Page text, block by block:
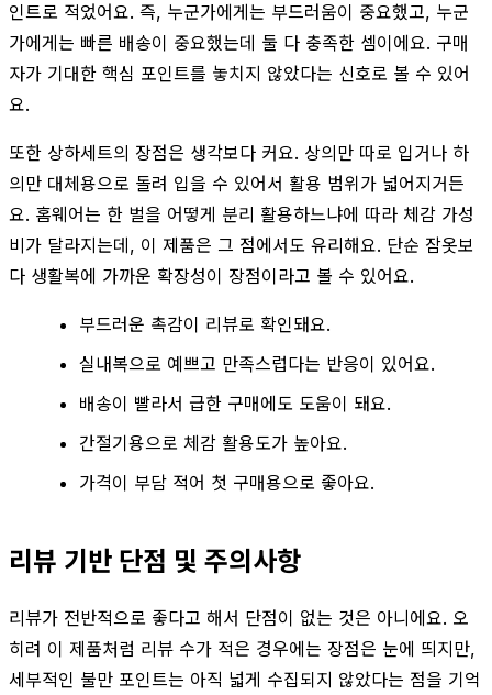
인트로 적었어요. 즉, 누군가에게는 부드러움이 중요했고, 누군
가에게는 빠른 배송이 중요했는데 둘 다 충족한 셈이에요. 구매
자가 기대한 핵심 포인트를 놓치지 않았다는 신호로 볼 수 있어
요.
또한 상하세트의 장점은 생각보다 커요. 상의만 따로 입거나 하
의만 대체용으로 돌려 입을 수 있어서 활용 범위가 넓어지거든
요. 홈웨어는 한 벌을 어떻게 분리 활용하느냐에 따라 체감 가성
비가 달라지는데, 이 제품은 그 점에서도 유리해요. 단순 잠옷보
다 생활복에 가까운 확장성이 장점이라고 볼 수 있어요.
부드러운 촉감이 리뷰로 확인돼요.
실내복으로 예쁘고 만족스럽다는 반응이 있어요.
배송이 빨라서 급한 구매에도 도움이 돼요.
간절기용으로 체감 활용도가 높아요.
가격이 부담 적어 첫 구매용으로 좋아요.
리뷰 기반 단점 및 주의사항
리뷰가 전반적으로 좋다고 해서 단점이 없는 것은 아니에요. 오
히려 이 제품처럼 리뷰 수가 적은 경우에는 장점은 눈에 띄지만,
세부적인 불만 포인트는 아직 넓게 수집되지 않았다는 점을 기억